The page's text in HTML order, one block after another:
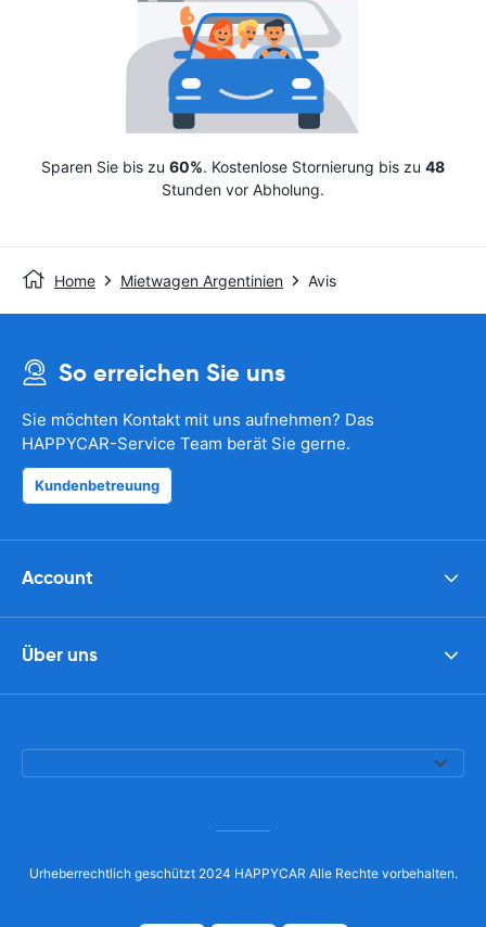
Sparen Sie bis zu 60%. Kostenlose Stornierung bis zu 48
Stunden vor Abholung.
Home Mietwagen Argentinien Avis
So erreichen Sie uns
Sie möchten Kontakt mit uns aufnehmen? Das
HAPPYCAR-Service Team berät Sie gerne.
Kundenbetreuung
Account
Über uns
Urheberrechtlich geschützt 2024 HAPPYCAR Alle Rechte vorbehalten.